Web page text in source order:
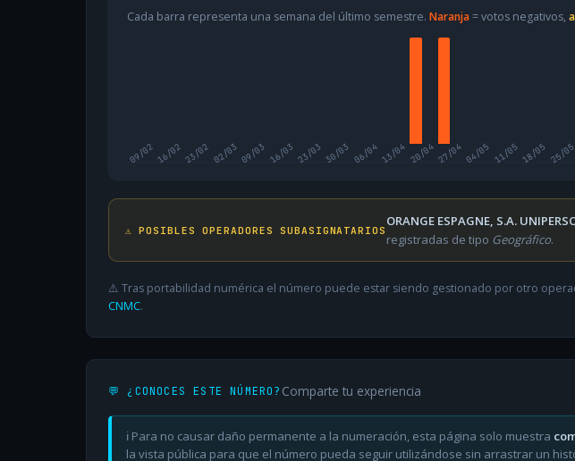
Cada barra representa una semana del último semestre. Naranja= votos negativos,
09/0216/0223/02 02/03 09/03 16/03 23/03 30/03 06/0413/04 20/0427/0404/05 11/0518/05 25/05
⚠️ POSIBLES OPERADORES SUBASIGNATARIOS
ORANGE ESPAGNE, S.A.
registradas de tipo Geográfico.
⚠️ Tras portabilidad numérica el número puede estar siendo gestionado por otro
CNMC.
💬 ¿CONOCES ESTE NÚMERO? Comparte tu experiencia
ℹ️ Para no causar daño permanente a la numeración, esta página solo muestra
la vista pública para que el número pueda seguir utilizándose sin arrastrar un